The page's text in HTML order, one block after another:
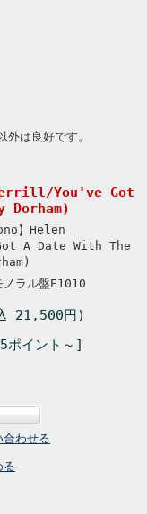
は良好です。
Merrill/You've Got
Dorham)
】Helen
A Date With The
ノラル盤E1010
21,500円)
ポイント～]
合わせる
る